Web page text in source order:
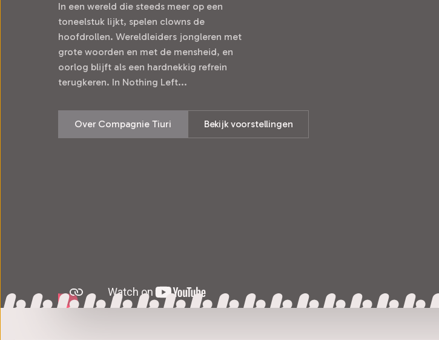
In een wereld die steeds meer op een
toneelstuk lijkt, spelen clowns de
hoofdrollen. Wereldleiders jongleren met
grote woorden en met de mensheid, en
oorlog blijft als een hardnekkig refrein
terugkeren. In Nothing Left...
Over Compagnie Tiuri Bekijk voorstellingen